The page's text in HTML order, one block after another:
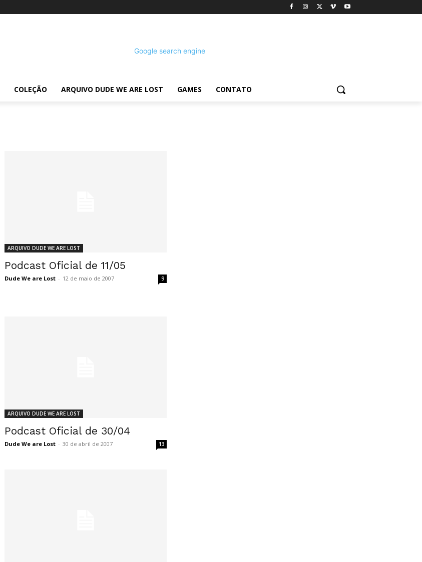
COLEÇÃO ARQUIVO DUDE WE ARE LOST GAMES CONTATO
ARQUIVO DUDE WE ARE LOST
Podcast Oficial de 11/05
Dude We are Lost - 12 de maio de 2007 9
ARQUIVO DUDE WE ARE LOST
Podcast Oficial de 30/04
Dude We are Lost - 30 de abril de 2007 13